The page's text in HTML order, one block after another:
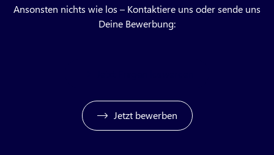
Ansonsten nichts wie los – Kontaktiere uns oder sende uns
Deine Bewerbung:
Jetzt bewerben